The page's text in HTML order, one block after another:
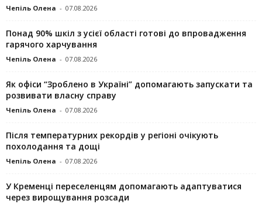
Чепіль Олена - 07.08.2026
Понад 90% шкіл з усієї області готові до впровадження
гарячого харчування
Чепіль Олена - 07.08.2026
Як офіси “Зроблено в Україні” допомагають запускaти та
розвивати власну справу
Чепіль Олена - 07.08.2026
Після температурних рекордів у регіоні очікують
похолодання та дощі
Чепіль Олена - 07.08.2026
У Кременці переселенцям допомагають адаптуватися
через вирощування розсади